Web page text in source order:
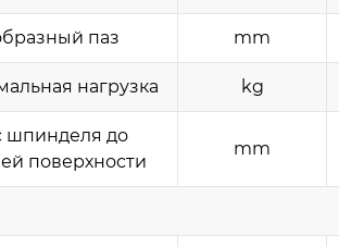
паз mm
нагрузка kg
шпинделя до
поверхности
mm